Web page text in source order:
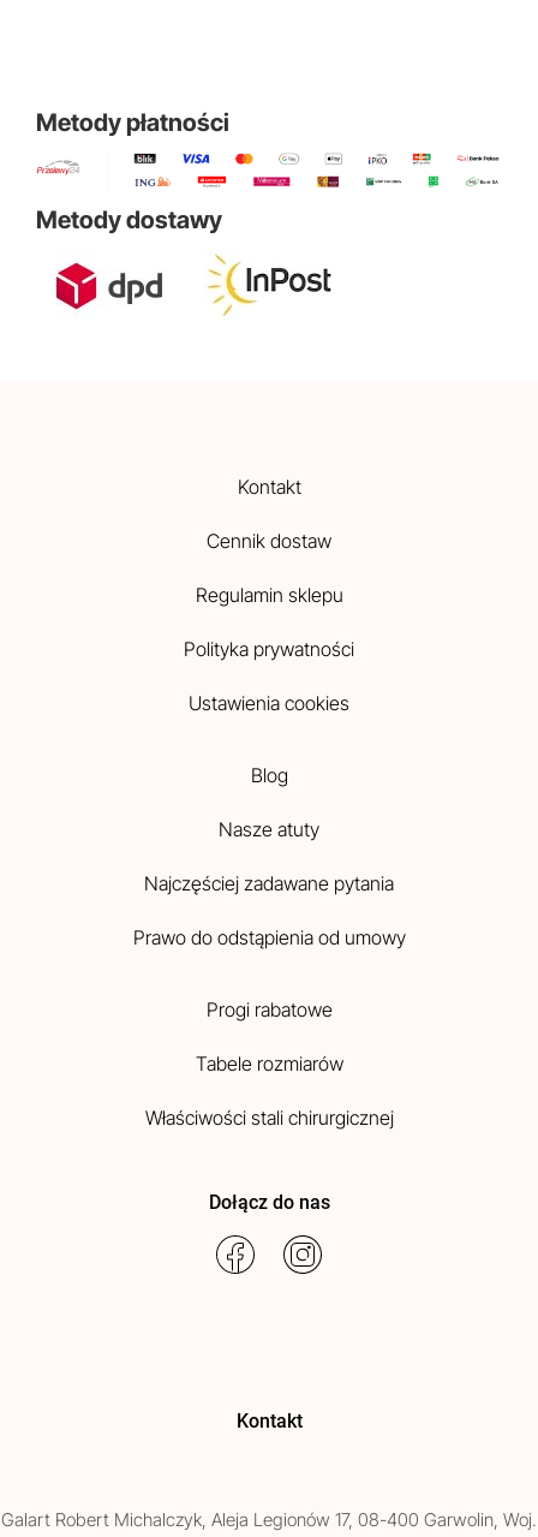
Metody płatności
Metody dostawy
Kontakt
Cennik dostaw
Regulamin sklepu
Polityka prywatności
Ustawienia cookies
Blog
Nasze atuty
Najczęściej zadawane pytania
Prawo do odstąpienia od umowy
Progi rabatowe
Tabele rozmiarów
Właściwości stali chirurgicznej
Dołącz do nas
Kontakt
Galart Robert Michalczyk, Aleja Legionów 17, 08-400 Garwolin, Woj.